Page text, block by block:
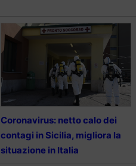
Coronavirus: netto calo dei
contagi in Sicilia, migliora la
situazione in Italia